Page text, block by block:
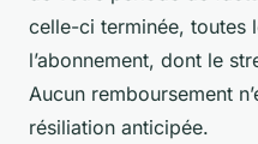
celle-ci terminée, toutes
l’abonnement, dont le
Aucun remboursement
résiliation anticipée.